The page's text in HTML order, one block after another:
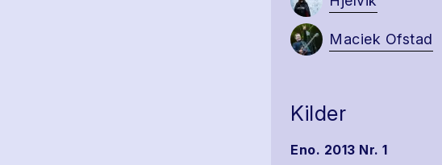
Maciek Ofstad
Kilder
Eno. 2013 Nr. 1